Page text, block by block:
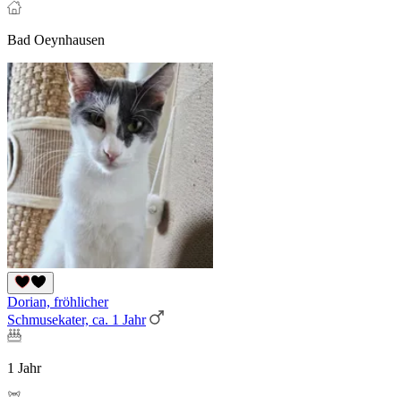
Bad Oeynhausen
Dorian, fröhlicher
Schmusekater, ca. 1 Jahr
1 Jahr